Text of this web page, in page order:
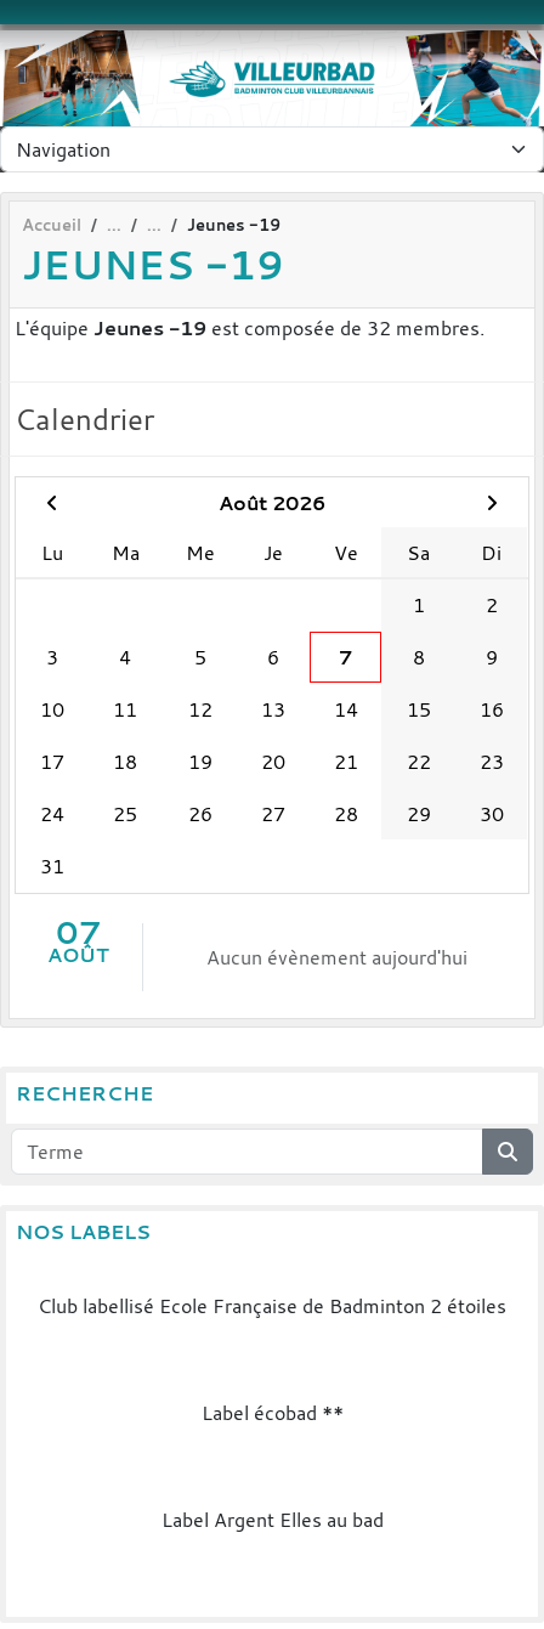
Accueil Jeunes -19
JEUNES -19
L'équipe Jeunes -19 est composée de 32 membres.
Calendrier
Août 2026
Lu
Ma Me Je Ve Sa
Di
1
2
3
4 5 6 7 8
9
10
11 12 13 14 15
16
17
18 19 20 21 22
23
24
25 26 27 28 29
30
31
07
AOÛT Aucun évènement aujourd'hui
RECHERCHE
NOS LABELS
Club labellisé Ecole Française de Badminton 2 étoiles
Label écobad **
Label Argent Elles au bad